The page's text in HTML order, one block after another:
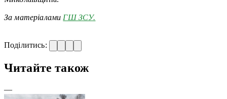
За матеріалами ГШ ЗСУ.
Поділитись:
Читайте також
—